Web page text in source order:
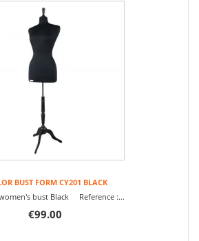
BUST FORM CY201 BLACK
bust Black Reference :...
€99.00